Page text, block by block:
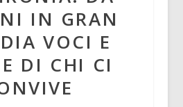
IN GRAN
VOCI E
DI CHI CI